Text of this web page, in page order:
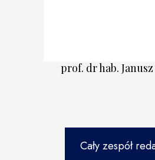
prof. dr hab.
Cały zespół